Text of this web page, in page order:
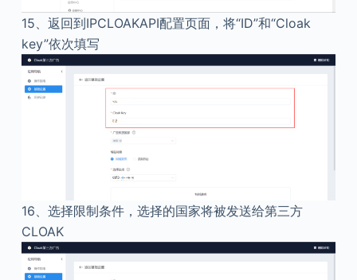
15、 返回到IPCLOAKAPI配置页面，将“ID”和“Cloak
key”依次填写
16、 选择限制条件，选择的国家将被发送给第三方
CLOAK